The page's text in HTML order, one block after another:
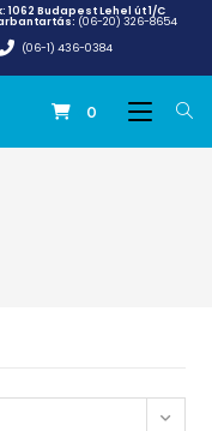
1062 Budapest Lehel út 1/C
(06-20) 326-8654
(06-1) 436-0384
0